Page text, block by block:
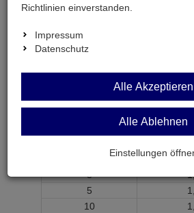
SSFH 1,0A
SMD-Kleinstsicherung 1,0A
581104;0
1,
3
5
1,
10
1,
Richtlinien einverstanden.
Impressum
Datenschutz
Alle Akzeptieren
Alle Ablehnen
Einstellungen